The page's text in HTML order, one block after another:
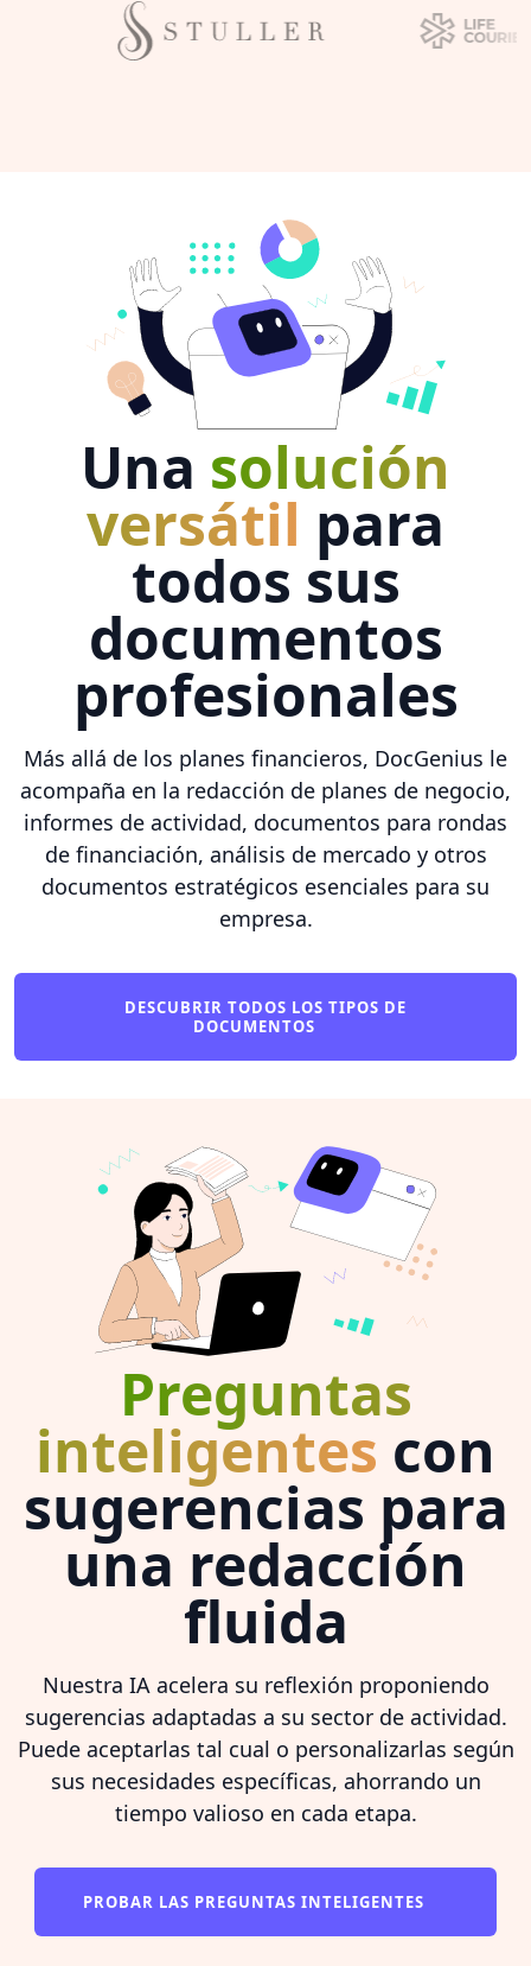
Una solución
versátil para
todos sus
documentos
profesionales
Más allá de los planes financieros, DocGenius le
acompaña en la redacción de planes de negocio,
informes de actividad, documentos para rondas
de financiación, análisis de mercado y otros
documentos estratégicos esenciales para su
empresa.
DESCUBRIR TODOS LOS TIPOS DE
DOCUMENTOS
Preguntas
inteligentes con
sugerencias para
una redacción
fluida
Nuestra IA acelera su reflexión proponiendo
sugerencias adaptadas a su sector de actividad.
Puede aceptarlas tal cual o personalizarlas según
sus necesidades específicas, ahorrando un
tiempo valioso en cada etapa.
PROBAR LAS PREGUNTAS INTELIGENTES